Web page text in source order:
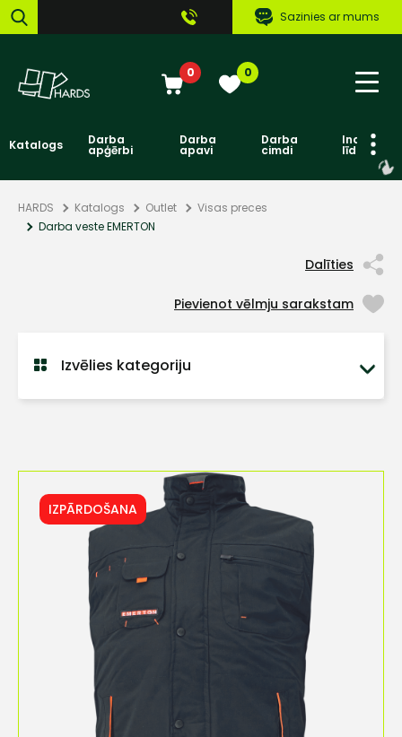
Sazinies ar mums
0 0
Katalogs Darba
apģērbi
Darba
apavi
Darba
cimdi līdzekļi
HARDS Katalogs Outlet
Visas preces
Darba veste EMERTON
Dalīties
Pievienot vēlmju sarakstam
Izvēlies kategoriju
IZPĀRDOŠANA